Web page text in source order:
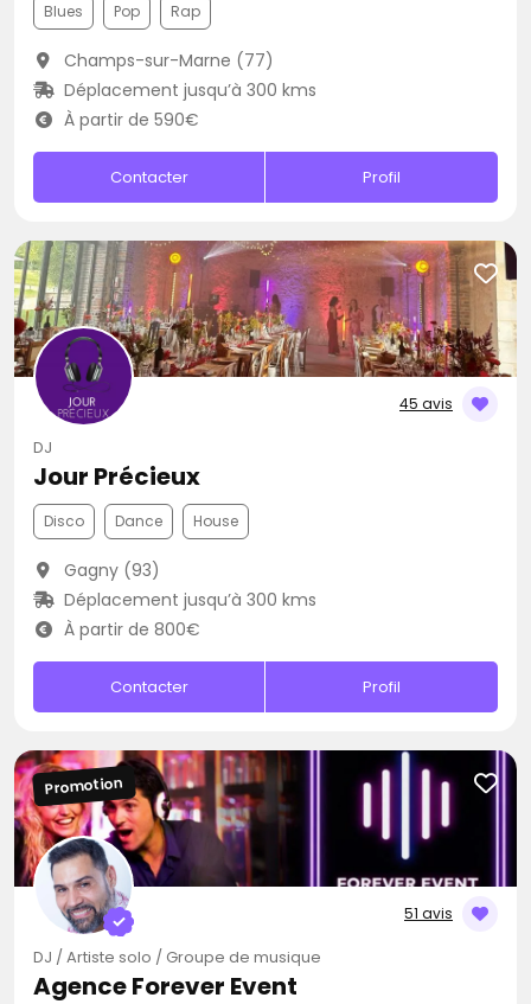
Blues Pop Rap
Champs-sur-Marne (77)
Déplacement jusqu’à 300 kms
À partir de 590€
Contacter Profil
45 avis
DJ
Jour Précieux
Disco Dance House
Gagny (93)
Déplacement jusqu’à 300 kms
À partir de 800€
Contacter Profil
51 avis
Promotion
DJ / Artiste solo / Groupe de musique
Agence Forever Event